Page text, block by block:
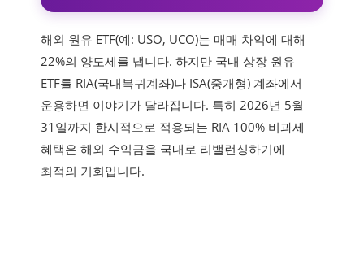
해외 원유 ETF(예: USO, UCO)는 매매 차익에 대해
22%의 양도세를 냅니다. 하지만 국내 상장 원유
ETF를 RIA(국내복귀계좌)나 ISA(중개형) 계좌에서
운용하면 이야기가 달라집니다. 특히 2026년 5월
31일까지 한시적으로 적용되는 RIA 100% 비과세
혜택은 해외 수익금을 국내로 리밸런싱하기에
최적의 기회입니다.